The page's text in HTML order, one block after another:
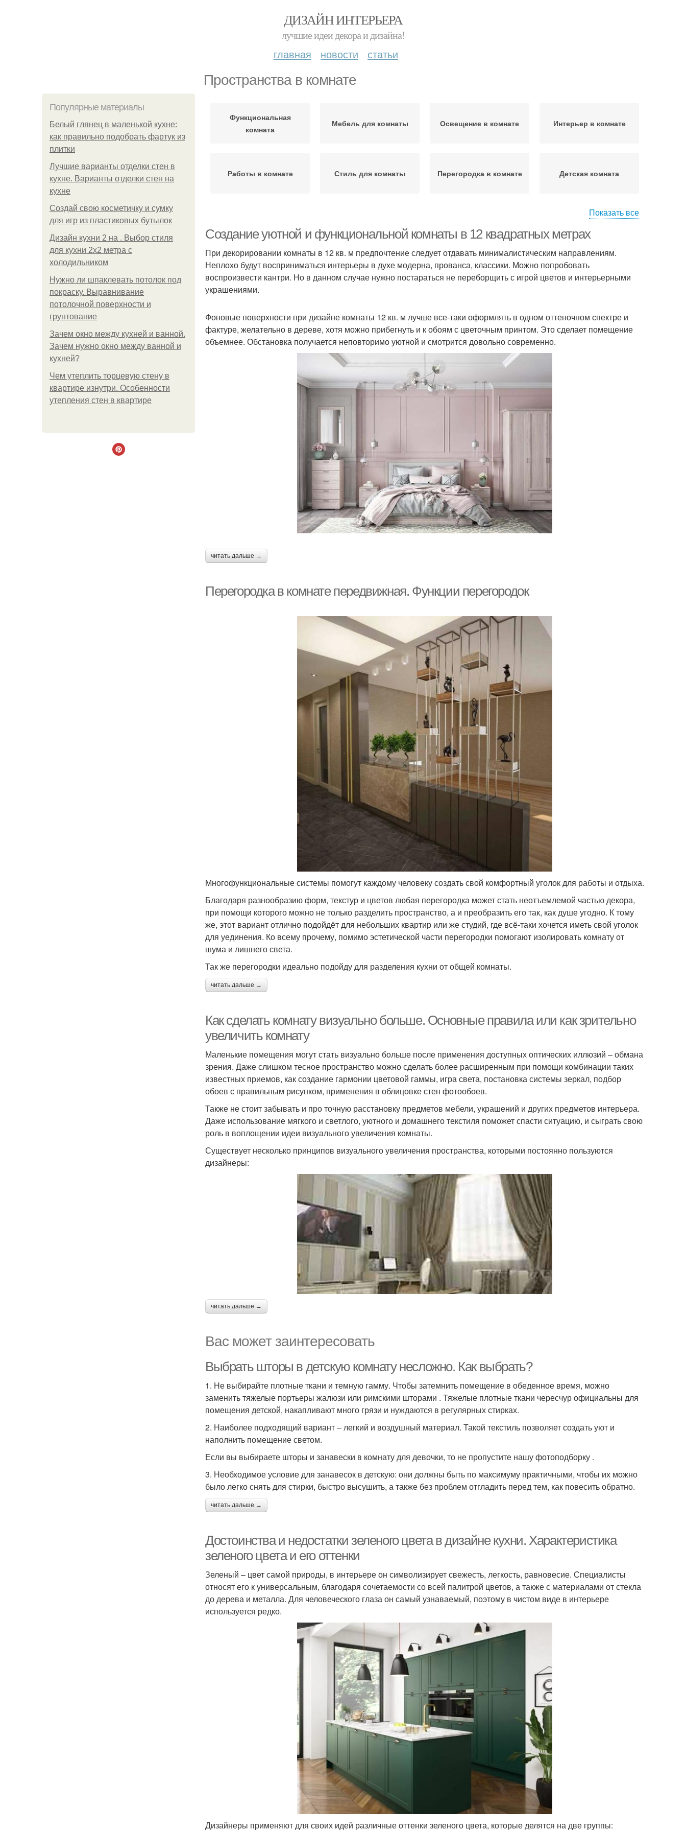
ДИЗАЙН ИНТЕРЬЕРА
лучшие идеи декора и дизайна!
главная новости статьи
Пространства в комнате
Популярные материалы
Белый глянец в маленькой кухне:
как правильно подобрать фартук из
плитки
Лучшие варианты отделки стен в
кухне. Варианты отделки стен на
кухне
Создай свою косметичку и сумку
для игр из пластиковых бутылок
Дизайн кухни 2 на . Выбор стиля
для кухни 2х2 метра с
холодильником
Нужно ли шпаклевать потолок под
покраску. Выравнивание
потолочной поверхности и
грунтование
Зачем окно между кухней и ванной.
Зачем нужно окно между ванной и
кухней?
Чем утеплить торцевую стену в
квартире изнутри. Особенности
утепления стен в квартире
Функциональная
комната
Мебель для комнаты Освещение в комнате Интерьер в комнате
Работы в комнате Стиль для комнаты Перегородка в комнате Детская комната
Показать все
Создание уютной и функциональной комнаты в 12 квадратных метрах
При декорировании комнаты в 12 кв. м предпочтение следует отдавать минималистическим направлениям.
Неплохо будут восприниматься интерьеры в духе модерна, прованса, классики. Можно попробовать
воспроизвести кантри. Но в данном случае нужно постараться не переборщить с игрой цветов и интерьерными
украшениями.
Фоновые поверхности при дизайне комнаты 12 кв. м лучше все-таки оформлять в одном оттеночном спектре и
фактуре, желательно в дереве, хотя можно прибегнуть и к обоям с цветочным принтом. Это сделает помещение
объемнее. Обстановка получается неповторимо уютной и смотрится довольно современно.
читать дальше →
Перегородка в комнате передвижная. Функции перегородок
Многофункциональные системы помогут каждому человеку создать свой комфортный уголок для работы и отдыха.
Благодаря разнообразию форм, текстур и цветов любая перегородка может стать неотъемлемой частью декора,
при помощи которого можно не только разделить пространство, а и преобразить его так, как душе угодно. К тому
же, этот вариант отлично подойдёт для небольших квартир или же студий, где всё-таки хочется иметь свой уголок
для уединения. Ко всему прочему, помимо эстетической части перегородки помогают изолировать комнату от
шума и лишнего света.
Так же перегородки идеально подойду для разделения кухни от общей комнаты.
читать дальше →
Как сделать комнату визуально больше. Основные правила или как зрительно
увеличить комнату
Маленькие помещения могут стать визуально больше после применения доступных оптических иллюзий – обмана
зрения. Даже слишком тесное пространство можно сделать более расширенным при помощи комбинации таких
известных приемов, как создание гармонии цветовой гаммы, игра света, постановка системы зеркал, подбор
обоев с правильным рисунком, применения в облицовке стен фотообоев.
Также не стоит забывать и про точную расстановку предметов мебели, украшений и других предметов интерьера.
Даже использование мягкого и светлого, уютного и домашнего текстиля поможет спасти ситуацию, и сыграть свою
роль в воплощении идеи визуального увеличения комнаты.
Существует несколько принципов визуального увеличения пространства, которыми постоянно пользуются
дизайнеры:
читать дальше →
Вас может заинтересовать
Выбрать шторы в детскую комнату несложно. Как выбрать?
1. Не выбирайте плотные ткани и темную гамму. Чтобы затемнить помещение в обеденное время, можно
заменить тяжелые портьеры жалюзи или римскими шторами . Тяжелые плотные ткани чересчур официальны для
помещения детской, накапливают много грязи и нуждаются в регулярных стирках.
2. Наиболее подходящий вариант – легкий и воздушный материал. Такой текстиль позволяет создать уют и
наполнить помещение светом.
Если вы выбираете шторы и занавески в комнату для девочки, то не пропустите нашу фотоподборку .
3. Необходимое условие для занавесок в детскую: они должны быть по максимуму практичными, чтобы их можно
было легко снять для стирки, быстро высушить, а также без проблем отгладить перед тем, как повесить обратно.
читать дальше →
Достоинства и недостатки зеленого цвета в дизайне кухни. Характеристика
зеленого цвета и его оттенки
Зеленый – цвет самой природы, в интерьере он символизирует свежесть, легкость, равновесие. Специалисты
относят его к универсальным, благодаря сочетаемости со всей палитрой цветов, а также с материалами от стекла
до дерева и металла. Для человеческого глаза он самый узнаваемый, поэтому в чистом виде в интерьере
используется редко.
Дизайнеры применяют для своих идей различные оттенки зеленого цвета, которые делятся на две группы: